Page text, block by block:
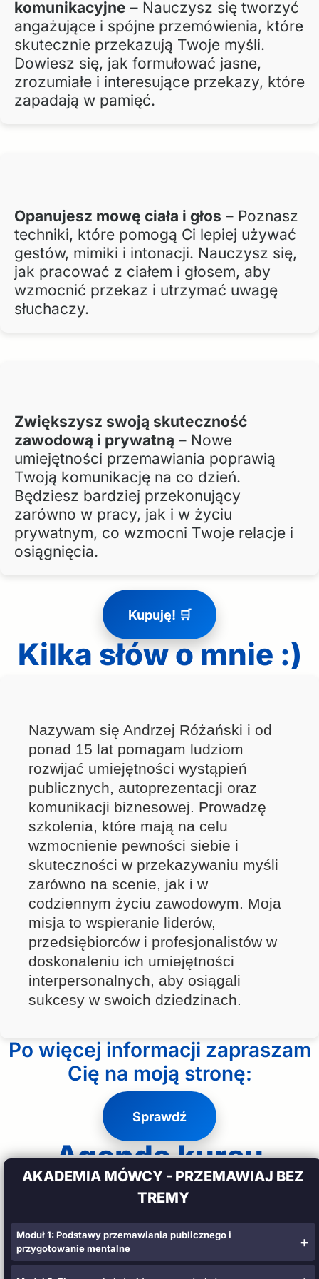
komunikacyjne – Nauczysz się tworzyć
angażujące i spójne przemówienia, które
skutecznie przekazują Twoje myśli.
Dowiesz się, jak formułować jasne,
zrozumiałe i interesujące przekazy, które
zapadają w pamięć.
Opanujesz mowę ciała i głos – Poznasz
techniki, które pomogą Ci lepiej używać
gestów, mimiki i intonacji. Nauczysz się,
jak pracować z ciałem i głosem, aby
wzmocnić przekaz i utrzymać uwagę
słuchaczy.
Zwiększysz swoją skuteczność
zawodową i prywatną – Nowe
umiejętności przemawiania poprawią
Twoją komunikację na co dzień.
Będziesz bardziej przekonujący
zarówno w pracy, jak i w życiu
prywatnym, co wzmocni Twoje relacje i
osiągnięcia.
Kupuję! 🛒
Kilka słów o mnie :)
Nazywam się Andrzej Różański i od
ponad 15 lat pomagam ludziom
rozwijać umiejętności wystąpień
publicznych, autoprezentacji oraz
komunikacji biznesowej. Prowadzę
szkolenia, które mają na celu
wzmocnienie pewności siebie i
skuteczności w przekazywaniu myśli
zarówno na scenie, jak i w
codziennym życiu zawodowym. Moja
misja to wspieranie liderów,
przedsiębiorców i profesjonalistów w
doskonaleniu ich umiejętności
interpersonalnych, aby osiągali
sukcesy w swoich dziedzinach.
Po więcej informacji zapraszam
Cię na moją stronę:
Sprawdź
Agenda kursu
AKADEMIA MÓWCY - PRZEMAWIAJ BEZ
TREMY
Moduł 1: Podstawy przemawiania publicznego i
przygotowanie mentalne
Dzień 1: Wprowadzenie do przemawiania publicznego